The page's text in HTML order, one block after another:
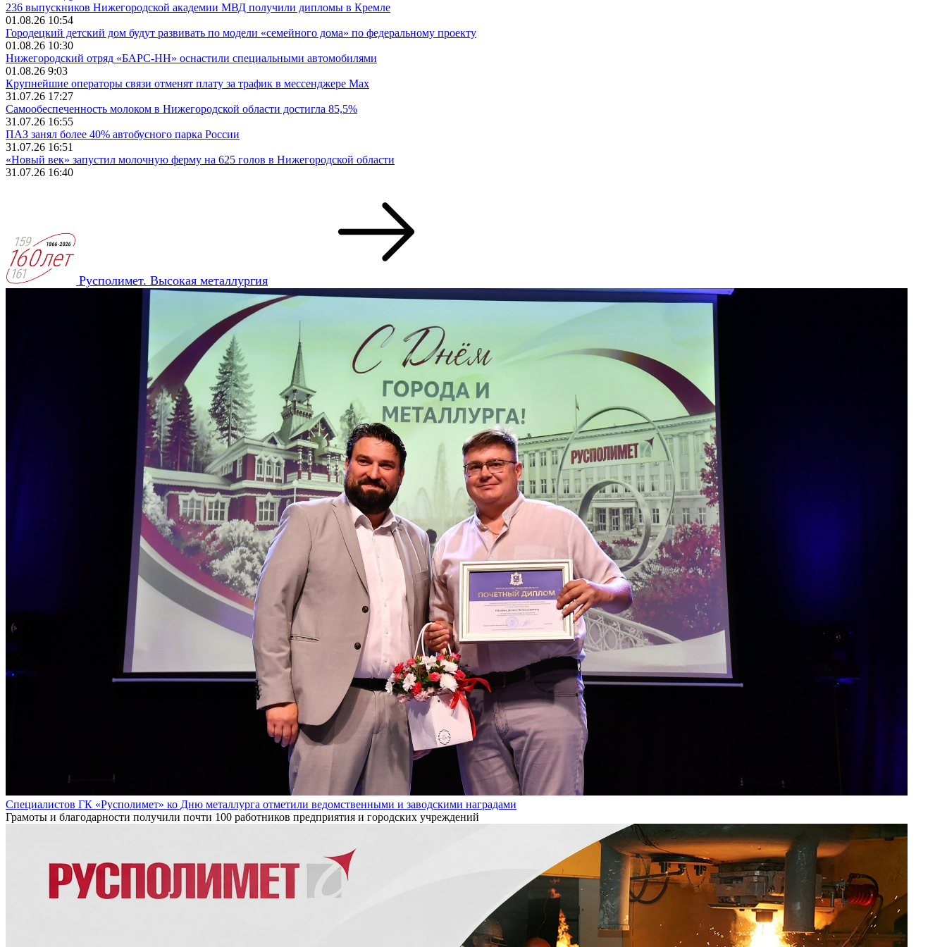
236 выпускников Нижегородской академии МВД получили дипломы в Кремле
01.08.26 10:54
Городецкий детский дом будут развивать по модели «семейного дома» по федеральному проекту
01.08.26 10:30
Нижегородский отряд «БАРС-НН» оснастили специальными автомобилями
01.08.26 9:03
Крупнейшие операторы связи отменят плату за трафик в мессенджере Max
31.07.26 17:27
Самообеспеченность молоком в Нижегородской области достигла 85,5%
31.07.26 16:55
ПАЗ занял более 40% автобусного парка России
31.07.26 16:51
«Новый век» запустил молочную ферму на 625 голов в Нижегородской области
31.07.26 16:40
Русполимет. Высокая металлургия
Специалистов ГК «Русполимет» ко Дню металлурга отметили ведомственными и заводскими наградами
Грамоты и благодарности получили почти 100 работников предприятия и городских учреждений